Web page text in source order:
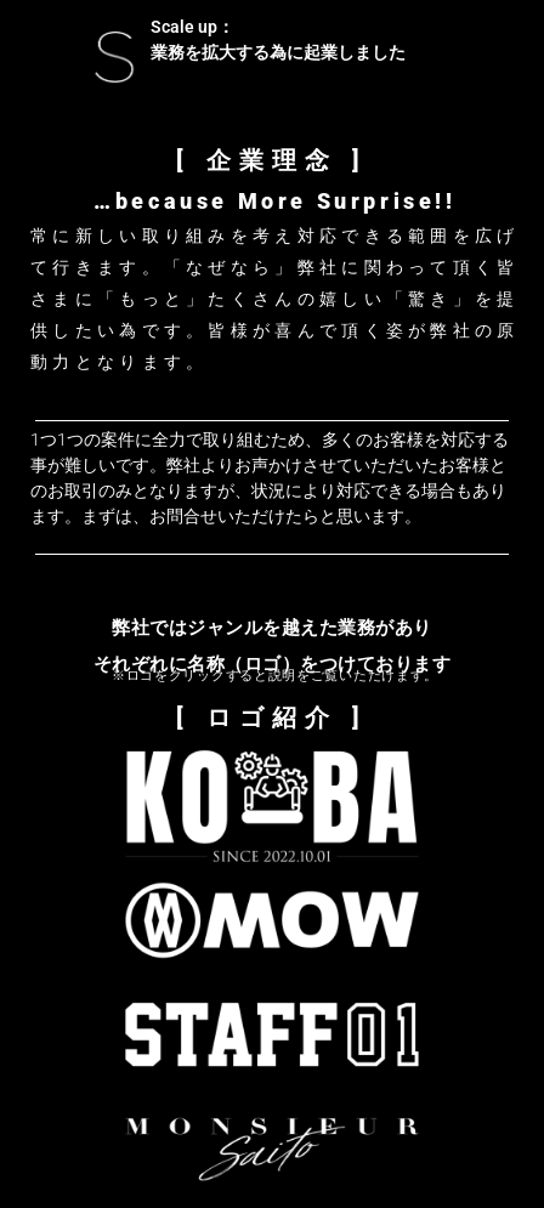
Scale up：
業務を拡大する為に起業しました
[ 企業理念 ]
…because More Surprise!!
常に新しい取り組みを考え対応できる範囲を広げ
て行きます。「なぜなら」弊社に関わって頂く皆
さまに「もっと」たくさんの嬉しい「驚き」を提
供したい為です。皆様が喜んで頂く姿が弊社の原
動力となります。
1つ1つの案件に全力で取り組むため、多くのお客様を対応する
事が難しいです。弊社よりお声かけさせていただいたお客様と
のお取引のみとなりますが、状況により対応できる場合もあり
ます。まずは、お問合せいただけたらと思います。
弊社ではジャンルを越えた業務があり
それぞれに名称（ロゴ）をつけております
※ロゴをクリックすると説明をご覧いただけます。
[ ロゴ紹介 ]